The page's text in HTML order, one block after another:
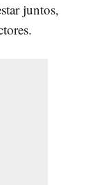
juntos,